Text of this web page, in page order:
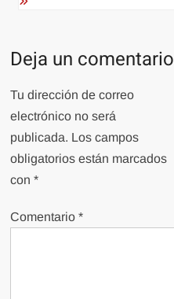
Deja un comentario
Tu dirección de correo
electrónico no será
publicada. Los campos
obligatorios están marcados
con*
Comentario*